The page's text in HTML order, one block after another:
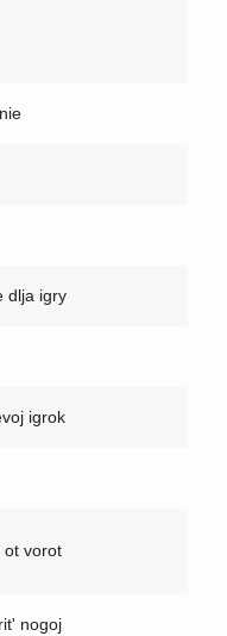
dlja igry
igrok
ot vorot
nogoj